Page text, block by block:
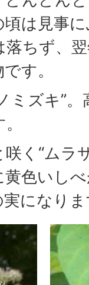
は見事
ちず、
す。
ミズキ”
く“ムラ
色いし
になり